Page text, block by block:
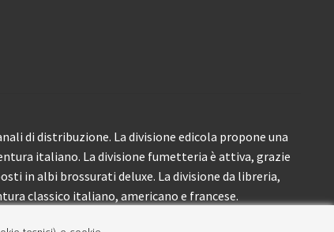
di distribuzione. La divisione edicola propone una
italiano. La divisione fumetteria è attiva, grazie
in albi brossurati deluxe. La divisione da libreria,
classico italiano, americano e francese.